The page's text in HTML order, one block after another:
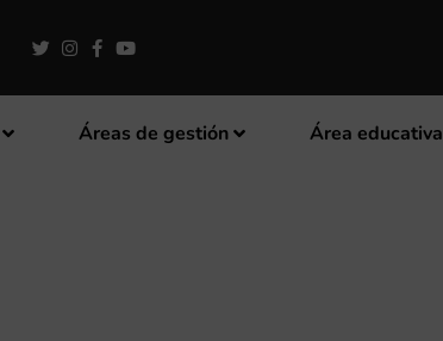
Áreas de gestión Área educativa